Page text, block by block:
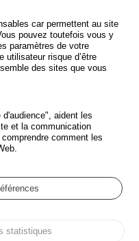
DES ACCIDENTS DE
personnelles et Cookies
car permettent au site
pouvez toutefois vous y
paramètres de votre
utilisateur risque d’être
des sites que vous
aident les
et la communication
comment les
statistiques